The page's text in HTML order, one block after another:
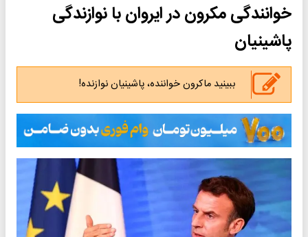
خوانندگی مکرون در ایروان با نوازندگی
پاشینیان
ببینید ماکرون خواننده، پاشینیان نوازنده!